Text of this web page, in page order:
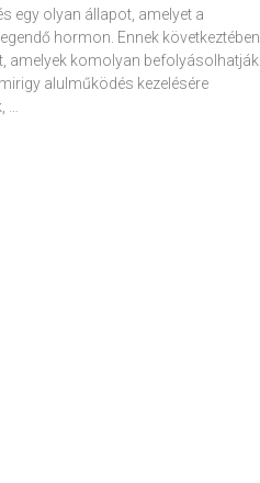
egy olyan állapot, amelyet a
hormon. Ennek következtében
amelyek komolyan befolyásolhatják
alulműködés kezelésére